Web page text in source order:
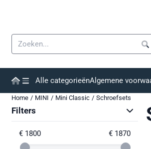
Zoeken
Alle categorieënAlgemene
Home / MINI / Mini Classic / Schroefsets
Filters
€ 1800 € 1870